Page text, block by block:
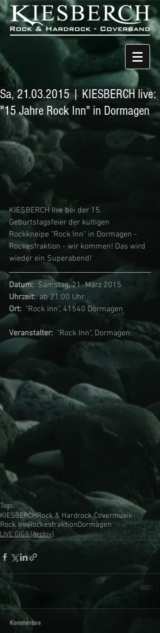
Sa, 21.03.2015 | KIESBERCH live:
"15 Jahre Rock Inn" in Dormagen
KIESBERCH live bei der 15.
Geburtstagsfeier der kultigen
Rockkneipe "Rock Inn" in Dormagen -
Rockesfraktion - wir kommen! Das wird
wieder ein Superabend!
Datum:
  Samstag, 21. März 2015
Uhrzeit: ab 21:00 Uhr
Ort:
  "Rock Inn", 41540 Dormagen
Veranstalter: "Rock Inn", Dormagen
Tags:
KIESBERCHRock & Hardrock Covermusik
Rock InnRockesfraktionDormagen
LIVE GIGS [Archiv]
Kommentare